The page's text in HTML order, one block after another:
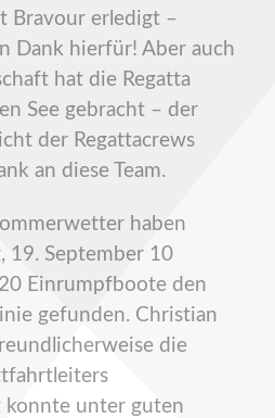
Bravour erledigt –
Dank hierfür! Aber auch
hat die Regatta
See gebracht – der
der Regattacrews
an diese Team.
haben
19. September 10
Einrumpfboote den
gefunden. Christian
die
konnte unter guten